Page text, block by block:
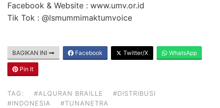
Facebook & Website : www.umv.or.id
Tik Tok : @lsmummimaktumvoice
BAGIKAN INI Facebook Twitter/X WhatsApp
Pin It
TAG: #ALQURAN BRAILLE
#DISTRIBUSI
#INDONESIA
#TUNANETRA